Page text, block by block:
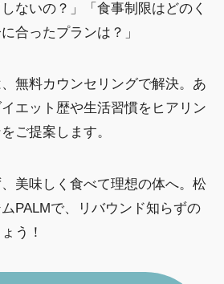
ないの？」「食事制限はどのく
合ったプランは？」
無料カウンセリングで解決。あ
エット歴や生活習慣をヒアリン
ご提案します。
美味しく食べて理想の体へ。松
PALMで、リバウンド知らずの
う！